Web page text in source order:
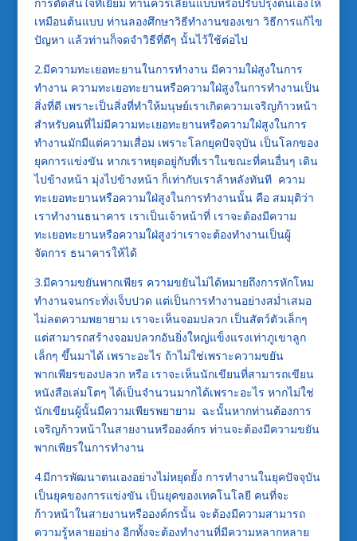
เหมือนต้นแบบ ท่านลองศึกษาวิธีทำงานของเขา วิธีการแก้ไข
ปัญหา แล้วท่านก็จดจำวิธีที่ดีๆ นั้นไว้ใช้ต่อไป
2.มีความทะเยอทะยานในการทำงาน มีความใฝ่สูงในการ
ทำงาน ความทะเยอทะยานหรือความใฝ่สูงในการทำงานเป็น
สิ่งที่ดี เพราะเป็นสิ่งที่ทำให้มนุษย์เราเกิดความเจริญก้าวหน้า
สำหรับคนที่ไม่มีความทะเยอทะยานหรือความใฝ่สูงในการ
ทำงานมักมีแต่ความเสื่อม เพราะโลกยุคปัจจุบัน เป็นโลกของ
ยุคการแข่งขัน หากเราหยุดอยู่กับที่เราในขณะที่คนอื่นๆ เดิน
ไปข้างหน้า มุ่งไปข้างหน้า ก็เท่ากับเราล้าหลังทันที ความ
ทะเยอทะยานหรือความใฝ่สูงในการทำงานนั้น คือ สมมุติว่า
เราทำงานธนาคาร เราเป็นเจ้าหน้าที่ เราจะต้องมีความ
ทะเยอทะยานหรือความใฝ่สูงว่าเราจะต้องทำงานเป็นผู้
จัดการ ธนาคารให้ได้
3.มีความขยันพากเพียร ความขยันไม่ได้หมายถึงการหักโหม
ทำงานจนกระทั่งเจ็บปวด แต่เป็นการทำงานอย่างสม่ำเสมอ
ไม่ลดความพยายาม เราจะเห็นจอมปลวก เป็นสัตว์ตัวเล็กๆ
แต่สามารถสร้างจอมปลวกอันยิ่งใหญ่แข็งแรงเท่าภูเขาลูก
เล็กๆ ขึ้นมาได้ เพราะอะไร ถ้าไม่ใช่เพราะความขยัน
พากเพียรของปลวก หรือ เราจะเห็นนักเขียนที่สามารถเขียน
หนังสือเล่มโตๆ ได้เป็นจำนวนมากได้เพราะอะไร หากไม่ใช่
นักเขียนผู้นั้นมีความเพียรพยายาม ฉะนั้นหากท่านต้องการ
เจริญก้าวหน้าในสายงานหรือองค์กร ท่านจะต้องมีความขยัน
พากเพียรในการทำงาน
4.มีการพัฒนาตนเองอย่างไม่หยุดยั้ง การทำงานในยุคปัจจุบัน
เป็นยุคของการแข่งขัน เป็นยุคของเทคโนโลยี คนที่จะ
ก้าวหน้าในสายงานหรือองค์กรนั้น จะต้องมีความสามารถ
ความรู้หลายอย่าง อีกทั้งจะต้องทำงานที่มีความหลากหลาย